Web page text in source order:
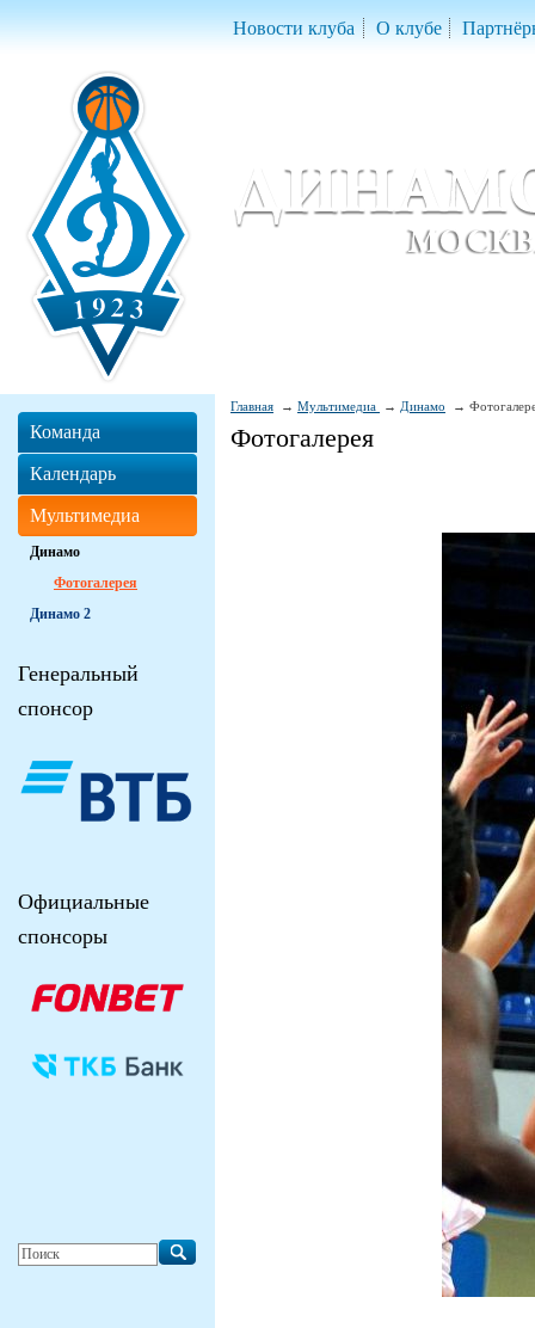
Новости клуба О клубе
Главная Мультимедиа Динамо
Фотогалерея
Команда
Календарь
Мультимедиа
Динамо
Фотогалерея
Динамо 2
Генеральный
спонсор
Официальные
спонсоры